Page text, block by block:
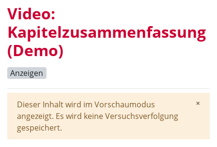
Video:
Kapitelzusammenfassung
(Demo)
Anzeigen
Dieser Inhalt wird im Vorschaumodus
angezeigt. Es wird keine Versuchsverfolgung
gespeichert.
×